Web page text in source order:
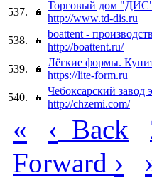
537.
Торговый дом
http://www.td-dis.ru
538.
boattent -
http://boattent.ru/
539.
Лёгкие формы.
https://lite-form.ru
540.
Чебоксарский завод
http://chzemi.com/
« ‹ Back
Forward ›